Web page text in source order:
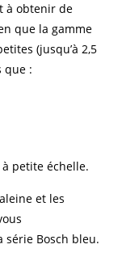
à obtenir de
que la gamme
(jusqu’à 2,5
que :
petite échelle.
et les
série Bosch bleu.